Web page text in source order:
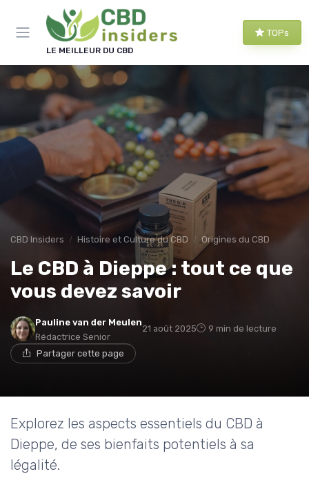
LE MEILLEUR DU CBD
TOPs
CBD Insiders Histoire et Culture du CBD Origines du CBD
Le CBD à Dieppe : tout ce que
vous devez savoir
Pauline van der Meulen
Rédactrice Senior
21 août 2025 9 min de lecture
Partager cette page
Explorez les aspects essentiels du CBD à
Dieppe, de ses bienfaits potentiels à sa
légalité.
Panneau de gestion des cookies